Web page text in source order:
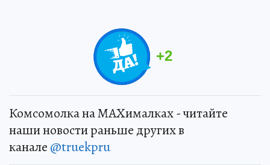
+2
Комсомолка на MAXималках - читайте
наши новости раньше других в
канале @truekpru